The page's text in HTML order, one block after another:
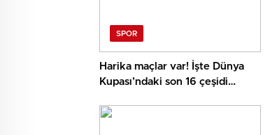
SPOR
Harika maçlar var! İşte Dünya
Kupası’ndaki son 16 çeşidi